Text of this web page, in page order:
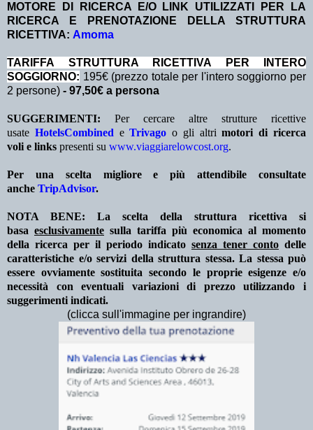
MOTORE DI RICERCA E/O LINK UTILIZZATI PER LA
RICERCA E PRENOTAZIONE DELLA STRUTTURA
RICETTIVA: Amoma
TA RIFFA STRUTTURA RICETTIVA PER INTERO
SOGGIORNO: 195€ (prezzo totale per l'intero soggiorno per
2 persone) - 97,50€ a persona
SUGGERIMENTI: Per cercare altre strutture ricettive
usate HotelsCombined eTrivago o gli altrimotori di ricerca
voli e links presenti su www.viaggiarelowcost.org.
Per una scelta migliore e più attendibile consultate
anche TripAdvisor.
NOTA BENE: La scelta della struttura ricettiva si
basa esclusivamente sulla tariffa più economica al momento
della ricerca per il periodo indicato senza tener conto delle
caratteristiche e/o servizi della struttura stessa. La stessa può
essere ovviamente sostituita secondo le proprie esigenze e/o
necessità con eventuali variazioni di prezzo utilizzando i
suggerimenti indicati.
(clicca sull'immagine per ingrandire)